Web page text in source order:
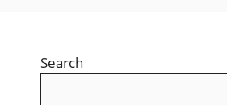
Search